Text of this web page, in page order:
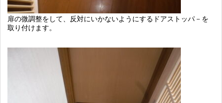
扉の微調整をして、反対にいかないようにするドアストッパ－を
取り付けます。